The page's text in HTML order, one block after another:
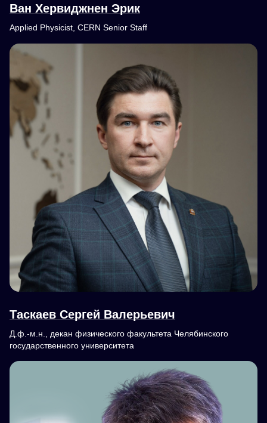
Ван Хервиджнен Эрик
Applied Physicist, CERN Senior Staff
Таскаев Сергей Валерьевич
Д.ф.-м.н., декан физического факультета Челябинского
государственного университета